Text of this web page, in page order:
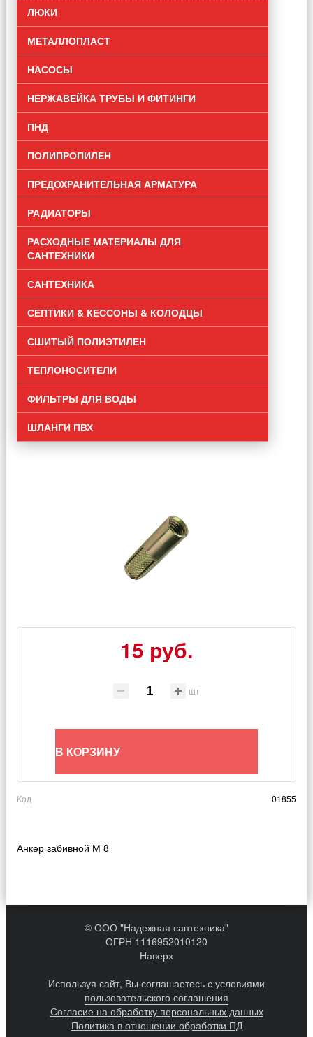
ЛЮКИ
МЕТАЛЛОПЛАСТ
НАСОСЫ
НЕРЖАВЕЙКА ТРУБЫ И ФИТИНГИ
ПНД
ПОЛИПРОПИЛЕН
ПРЕДОХРАНИТЕЛЬНАЯ АРМАТУРА
РАДИАТОРЫ
РАСХОДНЫЕ МАТЕРИАЛЫ ДЛЯ
САНТЕХНИКИ
САНТЕХНИКА
СЕПТИКИ & КЕССОНЫ & КОЛОДЦЫ
СШИТЫЙ ПОЛИЭТИЛЕН
ТЕПЛОНОСИТЕЛИ
ФИЛЬТРЫ ДЛЯ ВОДЫ
ШЛАНГИ ПВХ
15 руб.
шт
В КОРЗИНУ
Код 01855
Анкер забивной М 8
© ООО "Надежная сантехника"
ОГРН 1116952010120
Наверх
Используя сайт, Вы соглашаетесь с условиями
пользовательского соглашения
Согласие на обработку персональных данных
Политика в отношении обработки ПД